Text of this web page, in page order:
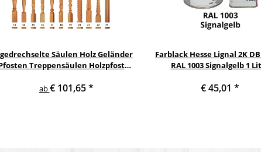
gedrechselte Säulen Holz Geländer
Treppensäulen Holzpfosten
ab€ 101,65*
Farblack Hesse Lignal 2K
RAL 1003 Signalgelb 1
€ 45,01*